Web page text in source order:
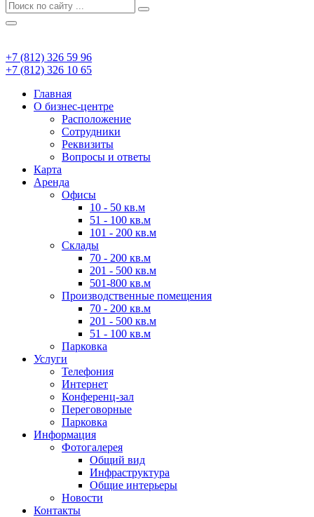
+7 (812) 326 59 96
+7 (812) 326 10 65
Главная
О бизнес-центре
Расположение
Сотрудники
Реквизиты
Вопросы и ответы
Карта
Аренда
Офисы
10 - 50 кв.м
51 - 100 кв.м
101 - 200 кв.м
Склады
70 - 200 кв.м
201 - 500 кв.м
501-800 кв.м
Производственные помещения
70 - 200 кв.м
201 - 500 кв.м
51 - 100 кв.м
Парковка
Услуги
Телефония
Интернет
Конференц-зал
Переговорные
Парковка
Информация
Фотогалерея
Общий вид
Инфраструктура
Общие интерьеры
Новости
Контакты